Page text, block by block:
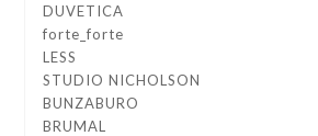
DUVETICA
forte_forte
LESS
STUDIO NICHOLSON
BUNZABURO
BRUMAL